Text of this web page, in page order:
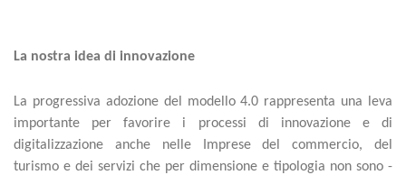
La nostra idea di innovazione
La progressiva adozione del modello 4.0 rappresenta una leva
importante per favorire i processi di innovazione e di
digitalizzazione anche nelle Imprese del commercio, del
turismo e dei servizi che per dimensione e tipologia non sono -